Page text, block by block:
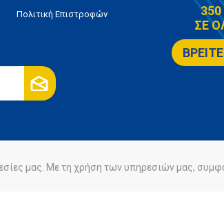
Πολιτική Επιστροφών
ΣΕ
Πολιτική Cookies
μας. Με τη χρήση των υπηρεσιών μας,